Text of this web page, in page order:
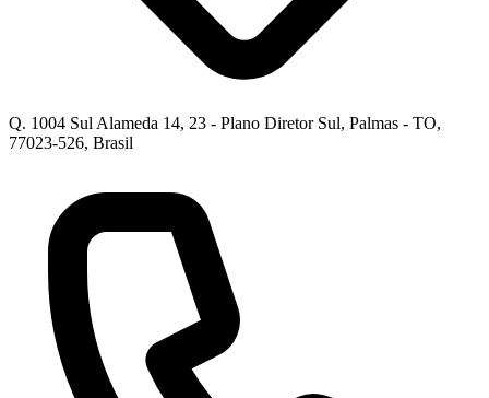
Q. 1004 Sul Alameda 14, 23 - Plano Diretor Sul, Palmas - TO,
77023-526, Brasil